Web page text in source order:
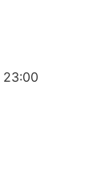
23:00